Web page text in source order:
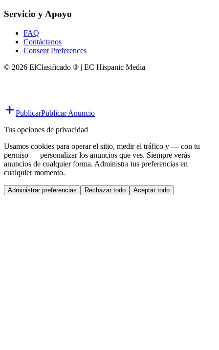
Servicio y Apoyo
FAQ
Contáctanos
Consent Preferences
© 2026 ElClasificado ® | EC Hispanic Media
PublicarPublicar Anuncio
Tus opciones de privacidad
Usamos cookies para operar el sitio, medir el tráfico y — con tu
permiso — personalizar los anuncios que ves. Siempre verás
anuncios de cualquier forma. Administra tus preferencias en
cualquier momento.
Administrar preferencias Rechazar todo Aceptar todo